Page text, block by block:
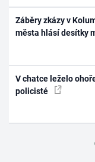
Záběry zkázy v
města hlásí desítky
V chatce leželo
policisté